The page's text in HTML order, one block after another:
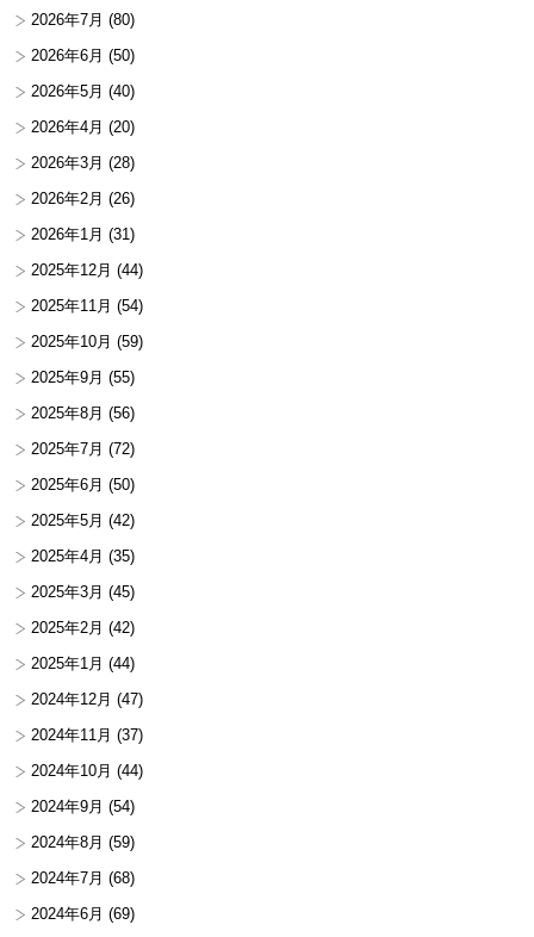
2026年7月 (80)
2026年6月 (50)
2026年5月 (40)
2026年4月 (20)
2026年3月 (28)
2026年2月 (26)
2026年1月 (31)
2025年12月 (44)
2025年11月 (54)
2025年10月 (59)
2025年9月 (55)
2025年8月 (56)
2025年7月 (72)
2025年6月 (50)
2025年5月 (42)
2025年4月 (35)
2025年3月 (45)
2025年2月 (42)
2025年1月 (44)
2024年12月 (47)
2024年11月 (37)
2024年10月 (44)
2024年9月 (54)
2024年8月 (59)
2024年7月 (68)
2024年6月 (69)